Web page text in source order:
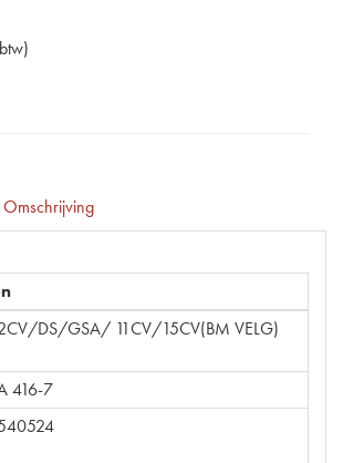
)
Omschrijving
DS/GSA/ 11CV/15CV(BM VELG)
416-7